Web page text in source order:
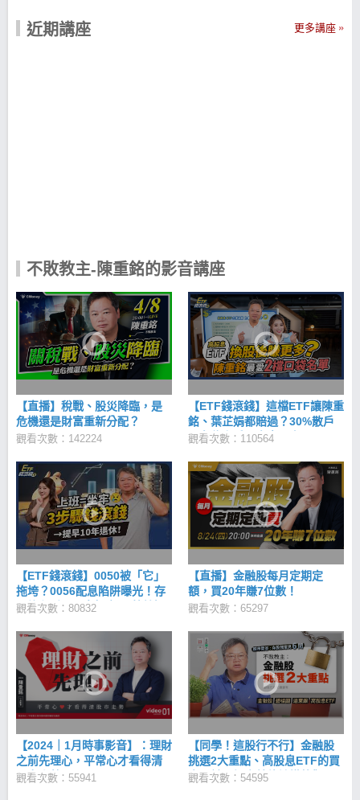
團， 向大家分享投資理財觀念，並將 20 多年投資股
市的寶貴經驗撰寫成書。 只要肯努力，大家都可以改
開始計算自己賺了多少、賠了多少， 心情跟著股價起
誤決策。 投資有價值的股票，最迷人之處就是手中的
持股成本會逐年降低，而成本越低， 手中持股就相對
越安全，只要繼續灌溉其他有價值的好股票，遲早達
到財富自由， 只要越早投資存股，越早感受到複利存
股的威力，股利與價差也可以同時擁有。 陳重銘-不敗
存股術APP 不主張價格比較，而是一個價值投資為
早財富自由。 陳重銘-不敗存股術 iOS下載
>>https://cmy.tw/00C5g8 陳重銘-不敗存股術 Android
下載 >>https://cmy.tw/00BWUc
近期講座 更多講座
不敗教主-陳重銘的影音講座
【直播】稅戰、股災降臨，是
危機還是財富重新分配？
觀看次數：142224
【ETF錢滾錢】這檔ETF讓陳重
銘、葉芷娟都賠過？30%散戶
正在住套房，未來一定下
息、價差全都有？｜2023年
ETF熱門交易排行
觀看次數：110564
【ETF錢滾錢】0050被「它」
拖垮？0056配息陷阱曝光！存
股族必看ETF真相｜ft. 葉芷娟
觀看次數：80832
【直播】金融股每月定期定
額，買20年賺7位數！
觀看次數：65297
【2024｜1月時事影音】：理財
之前先理心，平常心才看得清
股市走勢！
觀看次數：55941
【同學！這股行不行】金融股
挑選2大重點、高股息ETF的買
賣關鍵、投資美債該懂的觀
觀看次數：54595